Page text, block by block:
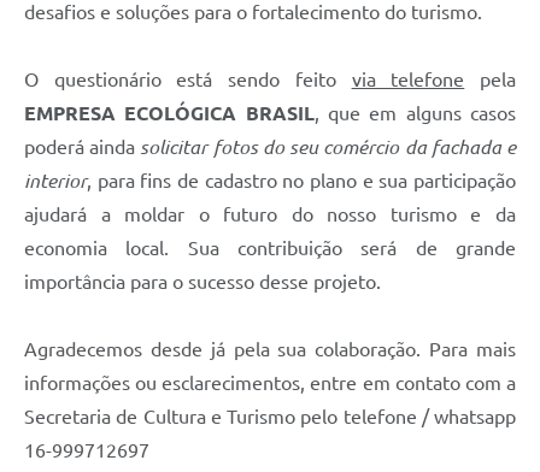
desafios e soluções para o fortalecimento do turismo.
O questionário está sendo feito via telefone pela
EMPRESA ECOLÓGICA BRASIL, que em alguns casos
poderá ainda solicitar fotos do seu comércio da fachada e
interior, para fins de cadastro no plano e sua participação
ajudará a moldar o futuro do nosso turismo e da
economia local. Sua contribuição será de grande
importância para o sucesso desse projeto.
Agradecemos desde já pela sua colaboração. Para mais
informações ou esclarecimentos, entre em contato com a
Secretaria de Cultura e Turismo pelo telefone / whatsapp
16-999712697